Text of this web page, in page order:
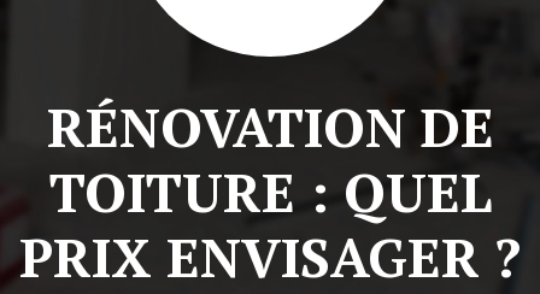
RÉNOVATION DE
TOITURE : QUEL
PRIX ENVISAGER ?